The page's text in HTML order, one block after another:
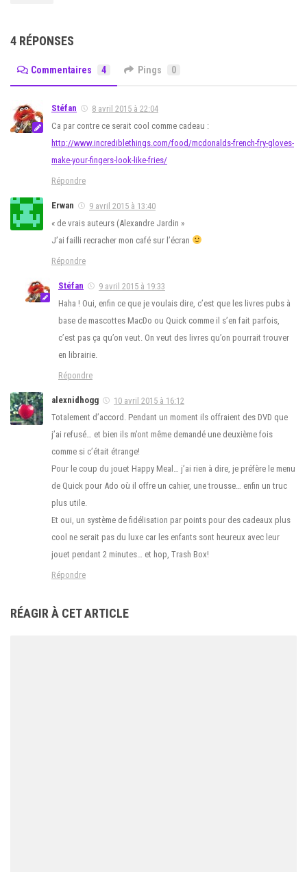
4 RÉPONSES
Commentaires 4 Pings 0
Stéfan
8 avril 2015 à 22:04
Ca par contre ce serait cool comme cadeau :
http://www.incrediblethings.com/food/mcdonalds-french-fry-gloves-
make-your-fingers-look-like-fries/
Répondre
Erwan
9 avril 2015 à 13:40
« de vrais auteurs (Alexandre Jardin »
J’ai failli recracher mon café sur l’écran
Répondre
Stéfan
9 avril 2015 à 19:33
Haha ! Oui, enfin ce que je voulais dire, c’est que les livres pubs à
base de mascottes MacDo ou Quick comme il s’en fait parfois,
c’est pas ça qu’on veut. On veut des livres qu’on pourrait trouver
en librairie.
Répondre
alexnidhogg
10 avril 2015 à 16:12
Totalement d’accord. Pendant un moment ils offraient des DVD que
j’ai refusé… et bien ils m’ont même demandé une deuxième fois
comme si c’était étrange!
Pour le coup du jouet Happy Meal… j’ai rien à dire, je préfère le menu
de Quick pour Ado où il offre un cahier, une trousse… enfin un truc
plus utile.
Et oui, un système de fidélisation par points pour des cadeaux plus
cool ne serait pas du luxe car les enfants sont heureux avec leur
jouet pendant 2 minutes… et hop, Trash Box!
Répondre
RÉAGIR À CET ARTICLE